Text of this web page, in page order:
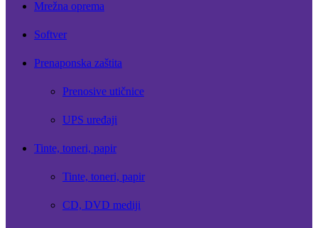
Mrežna oprema
Softver
Prenaponska zaštita
Prenosive utičnice
UPS uređaji
Tinte, toneri, papir
Tinte, toneri, papir
CD, DVD mediji